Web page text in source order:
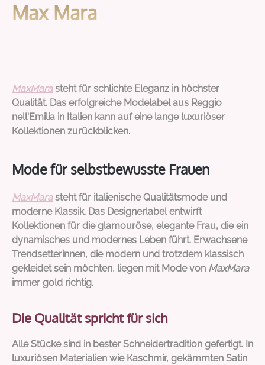
Max Mara
MaxMarasteht für schlichte Eleganz in höchster
Qualität. Das erfolgreiche Modelabel aus Reggio
nell'Emilia in Italien kann auf eine lange luxuriöser
Kollektionen zurückblicken.
Mode für selbstbewusste Frauen
MaxMarasteht für italienische Qualitätsmode und
moderne Klassik. Das Designerlabel entwirft
Kollektionen für die glamouröse, elegante Frau, die ein
dynamisches und modernes Leben führt. Erwachsene
Trendsetterinnen, die modern und trotzdem klassisch
gekleidet sein möchten, liegen mit Mode von MaxMara
immer gold richtig.
Die Qualität spricht für sich
Alle Stücke sind in bester Schneidertradition gefertigt. In
luxuriösen Materialien wie Kaschmir, gekämmten Satin